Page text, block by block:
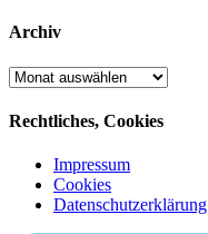
Archiv
Archiv
Rechtliches, Cookies
Impressum
Cookies
Datenschutzerklärung